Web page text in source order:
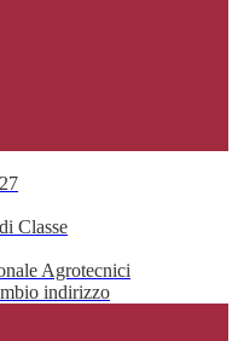
Classe
Agrotecnici
indirizzo